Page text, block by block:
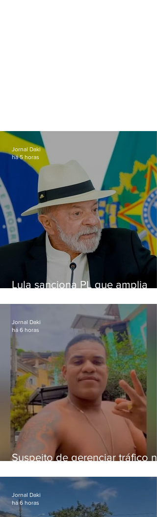
Lula sanciona PL que amplia
crianças
Jornal Daki
há 5 horas
Suspeito de gerenciar tráfico na
foragido
Jornal Daki
há 6 horas
Jornal Daki
há 6 horas